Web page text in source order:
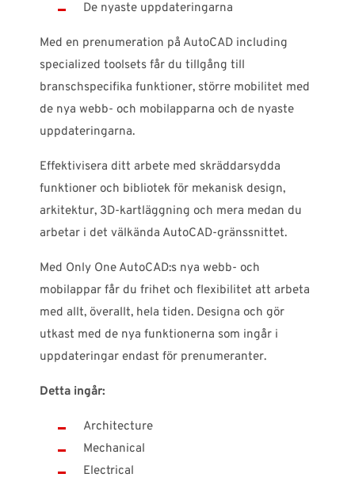
De nyaste uppdateringarna
Med en prenumeration på AutoCAD including
specialized toolsets får du tillgång till
branschspecifika funktioner, större mobilitet med
de nya webb- och mobilapparna och de nyaste
uppdateringarna.
Effektivisera ditt arbete med skräddarsydda
funktioner och bibliotek för mekanisk design,
arkitektur, 3D-kartläggning och mera medan du
arbetar i det välkända AutoCAD-gränssnittet.
Med Only One AutoCAD:s nya webb- och
mobilappar får du frihet och flexibilitet att arbeta
med allt, överallt, hela tiden. Designa och gör
utkast med de nya funktionerna som ingår i
uppdateringar endast för prenumeranter.
Detta ingår:
Architecture
Mechanical
Electrical